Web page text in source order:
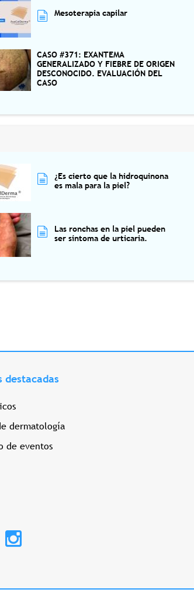
Mesoterapia capilar
CASO #371: EXANTEMA
GENERALIZADO Y FIEBRE DE ORIGEN
DESCONOCIDO. EVALUACIÓN DEL
CASO
¿Es cierto que la hidroquinona
es mala para la piel?
Las ronchas en la piel pueden
ser síntoma de urticaria.
destacadas
dermatología
de eventos